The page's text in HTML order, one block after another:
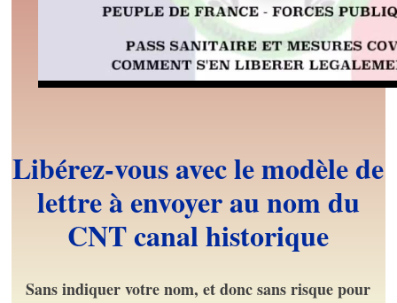
Libérez-vous avec le modèle de
lettre à envoyer au nom du
CNT canal historique
Sans indiquer votre nom, et donc sans risque pour